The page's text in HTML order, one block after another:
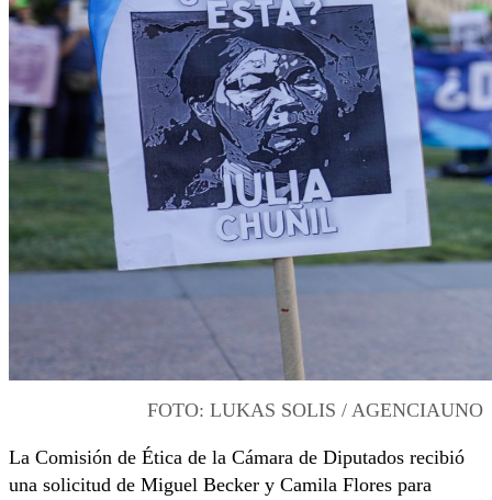
FOTO: LUKAS SOLIS / AGENCIAUNO
La Comisión de Ética de la Cámara de Diputados recibió
una solicitud de Miguel Becker y Camila Flores para